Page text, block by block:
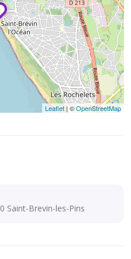
Leaflet | ©OpenStreetMap
Saint-Brevin-les-Pins